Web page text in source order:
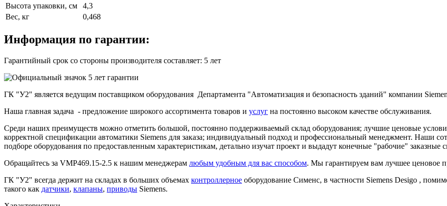
Высота упаковки, см
4,3
Вес, кг
0,468
Информация по гарантии:
Гарантийный срок со стороны производителя составляет: 5 лет
ГК "У2" является ведущим поставщиком оборудования Департамента "Автоматизация и безопасность зданий" компании
Наша главная задача - предложение широкого ассортимента товаров и услуг на постоянно высоком качестве обслуживания.
Среди наших преимуществ можно отметить большой, постоянно поддерживаемый склад оборудования; лучшие ценовые
корректной спецификации автоматики Siemens для заказа; индивидуальный подход и профессиональный менеджмент. Наши
подборе оборудования по предоставленным характеристикам, детально изучат проект и выдадут конечные "рабочие"
Обращайтесь за VMP469.15-2.5 к нашим менеджерам любым удобным для вас способом. Мы гарантируем вам лучшее ценовое
ГК "У2" всегда держит на складах в больших объемах контроллерное оборудование Сименс, в частности Siemens Desigo ,
такого как датчики, клапаны, приводы Siemens.